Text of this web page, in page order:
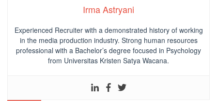
Irma Astryani
Experienced Recruiter with a demonstrated history of working
in the media production industry. Strong human resources
professional with a Bachelor’s degree focused in Psychology
from Universitas Kristen Satya Wacana.